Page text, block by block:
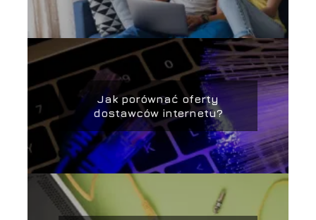
Jak porównać oferty
dostawców internetu?